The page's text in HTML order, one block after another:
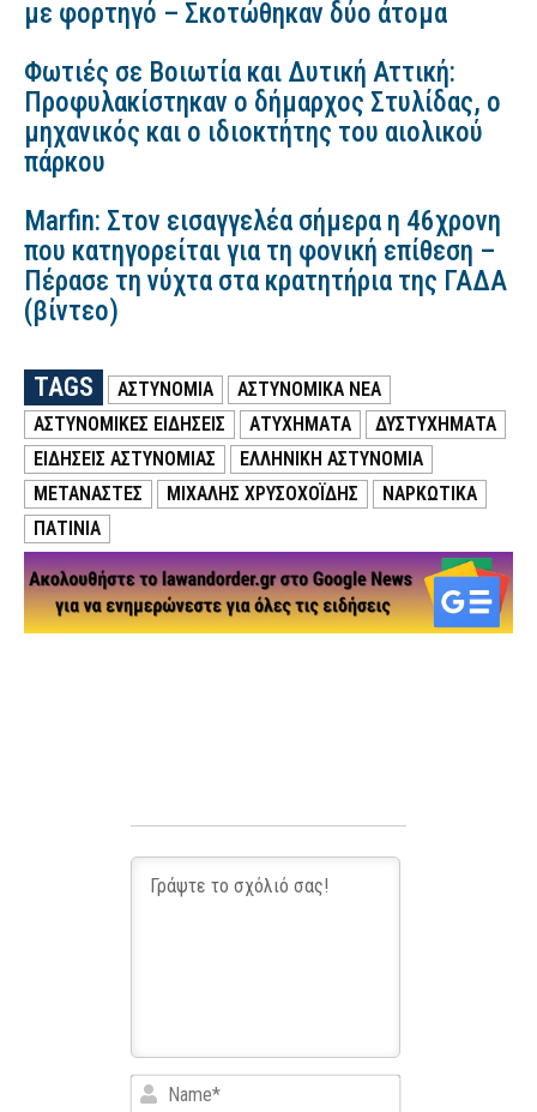
με φορτηγό – Σκοτώθηκαν δύο άτομα
Φωτιές σε Βοιωτία και Δυτική Αττική:
Προφυλακίστηκαν ο δήμαρχος Στυλίδας, ο
μηχανικός και ο ιδιοκτήτης του αιολικού
πάρκου
Marfin: Στον εισαγγελέα σήμερα η 46χρονη
που κατηγορείται για τη φονική επίθεση –
Πέρασε τη νύχτα στα κρατητήρια της ΓΑΔΑ
(βίντεο)
TAGS ΑΣΤΥΝΟΜΙΑ
ΑΣΤΥΝΟΜΙΚΑ ΝΕΑ
ΑΣΤΥΝΟΜΙΚΕΣ ΕΙΔΗΣΕΙΣ
ΑΤΥΧΗΜΑΤΑ
ΔΥΣΤΥΧΗΜΑΤΑ
ΕΙΔΗΣΕΙΣ ΑΣΤΥΝΟΜΙΑΣ
ΕΛΛΗΝΙΚΗ ΑΣΤΥΝΟΜΙΑ
ΜΕΤΑΝΑΣΤΕΣ
ΜΙΧΑΛΗΣ ΧΡΥΣΟΧΟΪΔΗΣ
ΝΑΡΚΩΤΙΚΑ
ΠΑΤΊΝΙΑ
Name*